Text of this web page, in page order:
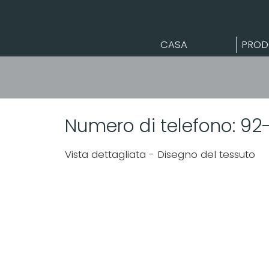
CASA
Numero di telefono: 92-
Vista dettagliata - Disegno del tessuto